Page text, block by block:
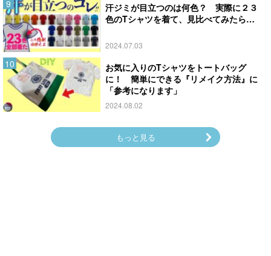
汗ジミが目立つのは何色？ 実際に２３
色のTシャツを着て、見比べてみたら…
2024.07.03
お気に入りのTシャツをトートバッグ
に！ 簡単にできる『リメイク方法』に
「参考になります」
2024.08.02
もっと見る